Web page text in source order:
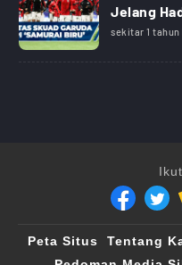
Jelang
sekitar 1 tahun
Peta Situs Tentang